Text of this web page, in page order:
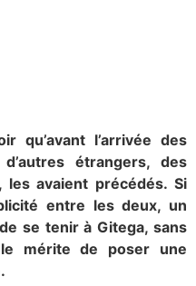
qu’avant l’arrivée des
étrangers, des
les avaient précédés. Si
entre les deux, un
se tenir à Gitega, sans
mérite de poser une